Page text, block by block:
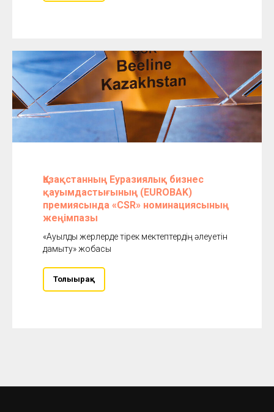
Қазақстанның Еуразиялық бизнес
қауымдастығының (EUROBAK)
премиясында «CSR» номинациясының
жеңімпазы
«Ауылдық жерлерде тірек мектептердің әлеуетін
дамыту» жобасы
Толығырақ